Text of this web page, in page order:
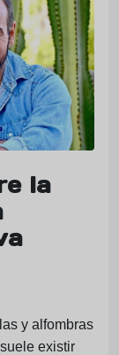
la
y alfombras
existir